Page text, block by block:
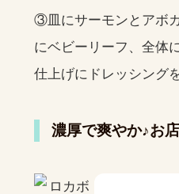
③皿にサーモンとアボ
にベビーリーフ、全体
仕上げにドレッシング
濃厚で爽やか♪お